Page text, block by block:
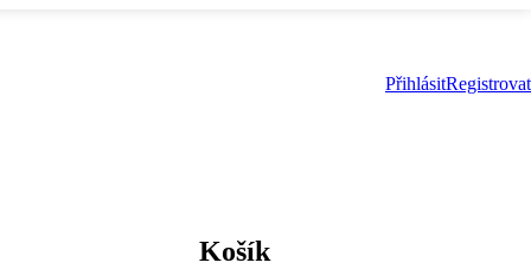
PřihlásitRegistrovat
Košík